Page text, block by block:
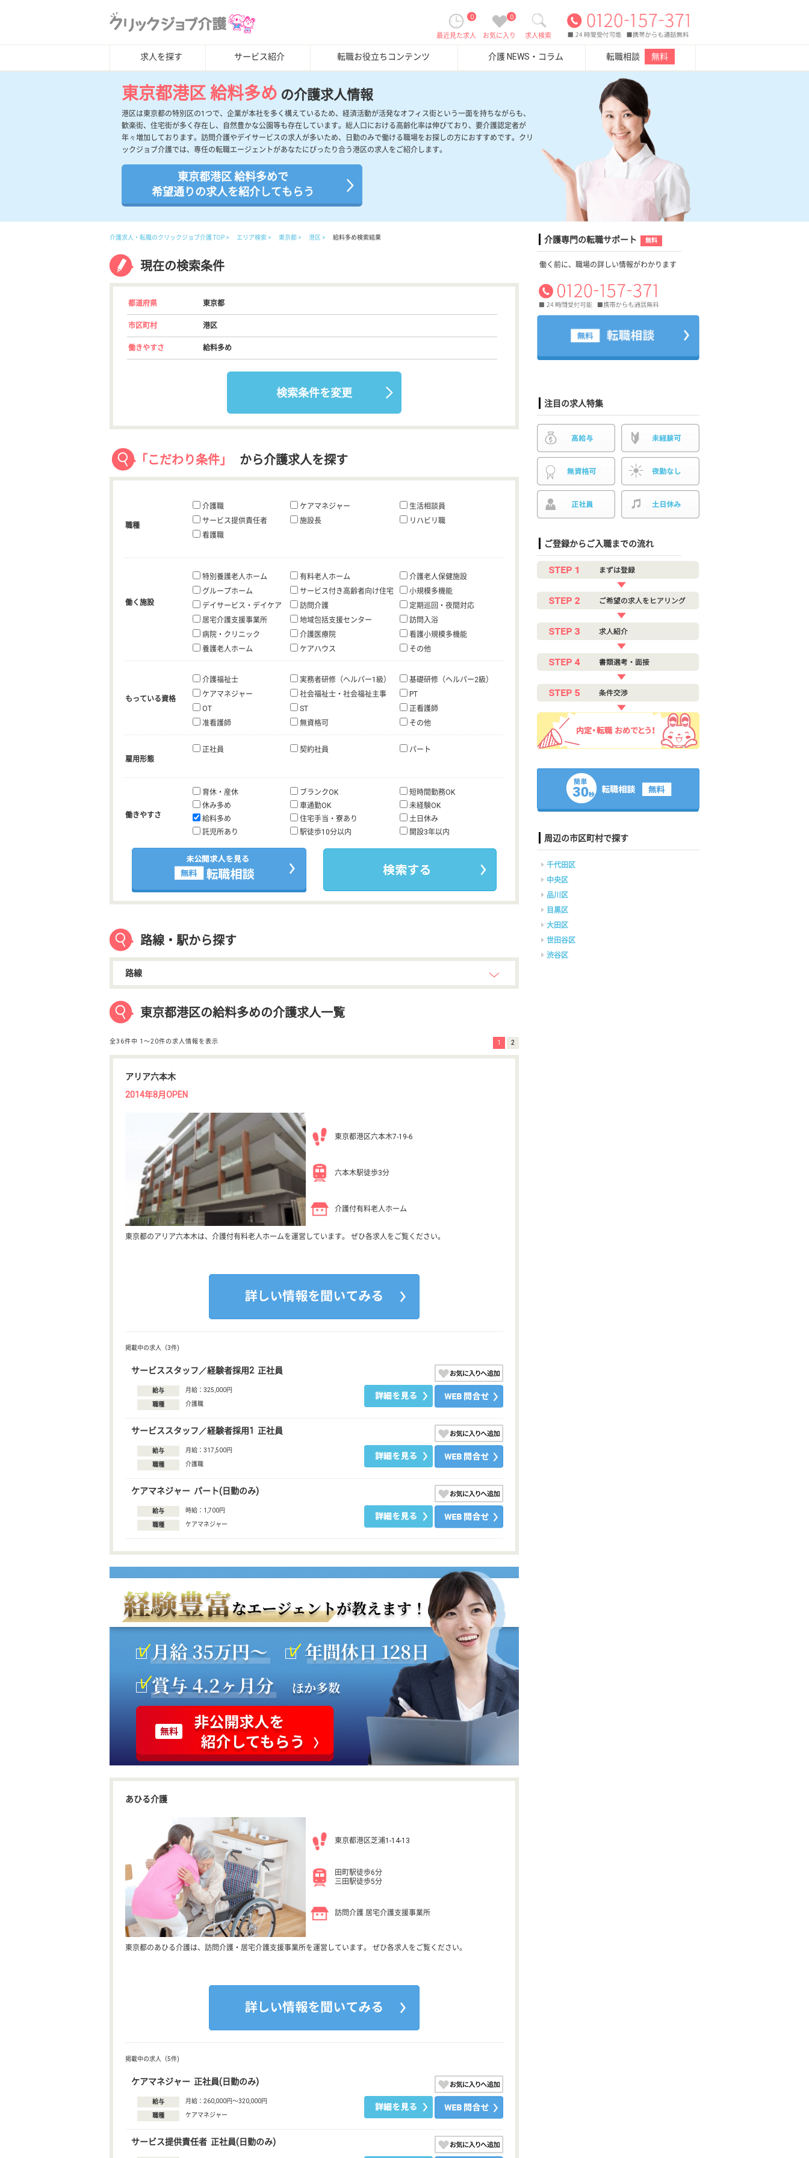
求人検索
0
お気に入り
0
最近見た求人
求人を探す サービス紹介 転職お役立ちコンテンツ 介護 NEWS・コラム 転職相談 無料
東京都港区 給料多め の介護求人情報
港区は東京都の特別区の1つで、企業が本社を多く構えているため、経済活動が活発なオフィス街という一面を持ちながらも、
歓楽街、住宅街が多く存在し、自然豊かな公園等も存在しています。総人口における高齢化率は伸びており、要介護認定者が
年々増加しております。訪問介護やデイサービスの求人が多いため、日勤のみで働ける職場をお探しの方におすすめです。クリ
ックジョブ介護では、専任の転職エージェントがあなたにぴったり合う港区の求人をご紹介します。
東京都港区 給料多めで
希望通りの求人を紹介してもらう
介護求人・転職のクリックジョブ介護 TOP エリア検索 東京都 港区 給料多め検索結果
現在の検索条件
都道府県 東京都
市区町村 港区
働きやすさ 給料多め
検索条件を変更
「こだわり条件」 から介護求人を探す
職種
介護職 ケアマネジャー
生活相談員
サービス提供責任者
施設長
リハビリ職
看護職
働く施設
特別養護老人ホーム 有料老人ホーム
介護老人保健施設
グループホーム
サービス付き高齢者向け住宅
小規模多機能
デイサービス・デイケア
訪問介護
定期巡回・夜間対応
居宅介護支援事業所
地域包括支援センター
訪問入浴
病院・クリニック
介護医療院
看護小規模多機能
養護老人ホーム
ケアハウス その他
もっている資格
介護福祉士 実務者研修（ヘルパー1級）
基礎研修（ヘルパー2級）
ケアマネジャー
社会福祉士・社会福祉主事
PT
OT
ST
正看護師
准看護師
無資格可 その他
雇用形態
正社員 契約社員 パート
働きやすさ
育休・産休 ブランクOK
短時間勤務OK
休み多め
車通勤OK
未経験OK
給料多め
住宅手当・寮あり
土日休み
託児所あり
駅徒歩10分以内 開設3年以内
路線・駅から探す
路線
東京都港区の給料多めの介護求人一覧
全36件中 1〜20件の求人情報を表示 1 2
アリア六本木
2014年8月OPEN
東京都港区六本木7-19-6
六本木駅徒歩3分
介護付有料老人ホーム
東京都のアリア六本木は、介護付有料老人ホームを運営しています。 ぜひ各求人をご覧ください。
掲載中の求人（3件)
サービススタッフ／経験者採用2 正社員
給与 月給：325,000円
職種 介護職
サービススタッフ／経験者採用1 正社員
給与 月給：317,500円
職種 介護職
ケアマネジャー パート(日勤のみ)
給与 時給：1,700円
職種 ケアマネジャー
あひる介護
東京都港区芝浦1-14-13
田町駅徒歩6分
三田駅徒歩5分
訪問介護 居宅介護支援事業所
東京都のあひる介護は、訪問介護・居宅介護支援事業所を運営しています。 ぜひ各求人をご覧ください。
掲載中の求人（5件)
ケアマネジャー 正社員(日勤のみ)
給与 月給：260,000円〜320,000円
職種 ケアマネジャー
サービス提供責任者 正社員(日勤のみ)
介護専門の転職サポート 無料
働く前に、職場の詳しい情報がわかります
注目の求人特集
ご登録からご入職までの流れ
周辺の市区町村で探す
千代田区
中央区
品川区
目黒区
大田区
世田谷区
渋谷区